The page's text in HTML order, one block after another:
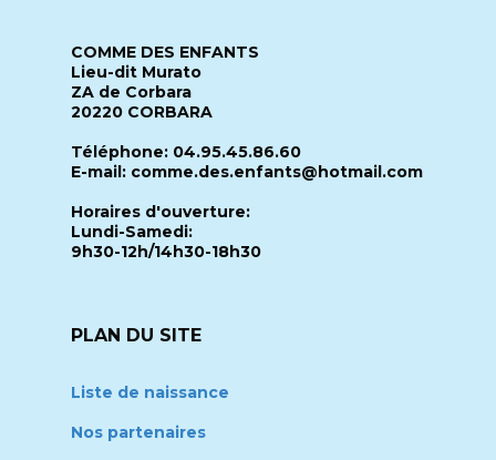
COMME DES ENFANTS
Lieu-dit Murato
ZA de Corbara
20220 CORBARA
Téléphone: 04.95.45.86.60
E-mail: comme.des.enfants@hotmail.com
Horaires d'ouverture:
Lundi-Samedi:
9h30-12h/14h30-18h30
PLAN DU SITE
Liste de naissance
Nos partenaires